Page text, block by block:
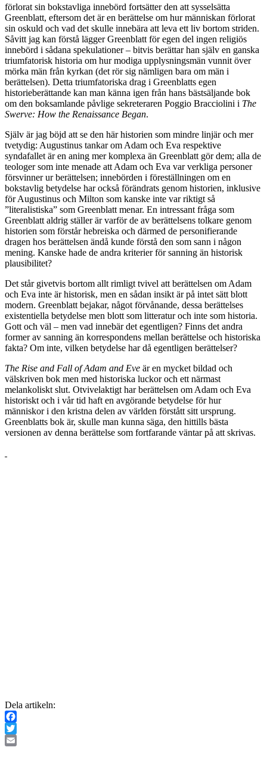
förlorat sin bokstavliga innebörd fortsätter den att sysselsätta
Greenblatt, eftersom det är en berättelse om hur människan förlorat
sin oskuld och vad det skulle innebära att leva ett liv bortom striden.
Såvitt jag kan förstå lägger Greenblatt för egen del ingen religiös
innebörd i sådana spekulationer – bitvis berättar han själv en ganska
triumfatorisk historia om hur modiga upplysningsmän vunnit över
mörka män från kyrkan (det rör sig nämligen bara om män i
berättelsen). Detta triumfatoriska drag i Greenblatts egen
historieberättande kan man känna igen från hans bästsäljande bok
om den boksamlande påvlige sekreteraren Poggio Bracciolini i The
Swerve: How the Renaissance Began.
Själv är jag böjd att se den här historien som mindre linjär och mer
tvetydig: Augustinus tankar om Adam och Eva respektive
syndafallet är en aning mer komplexa än Greenblatt gör dem; alla de
teologer som inte menade att Adam och Eva var verkliga personer
försvinner ur berättelsen; innebörden i föreställningen om en
bokstavlig betydelse har också förändrats genom historien, inklusive
för Augustinus och Milton som kanske inte var riktigt så
”literalistiska” som Greenblatt menar. En intressant fråga som
Greenblatt aldrig ställer är varför de av berättelsens tolkare genom
historien som förstår hebreiska och därmed de personifierande
dragen hos berättelsen ändå kunde förstå den som sann i någon
mening. Kanske hade de andra kriterier för sanning än historisk
plausibilitet?
Det står givetvis bortom allt rimligt tvivel att berättelsen om Adam
och Eva inte är historisk, men en sådan insikt är på intet sätt blott
modern. Greenblatt bejakar, något förvånande, dessa berättelses
existentiella betydelse men blott som litteratur och inte som historia.
Gott och väl – men vad innebär det egentligen? Finns det andra
former av sanning än korrespondens mellan berättelse och historiska
fakta? Om inte, vilken betydelse har då egentligen berättelser?
The Rise and Fall of Adam and Eve är en mycket bildad och
välskriven bok men med historiska luckor och ett närmast
melankoliskt slut. Otvivelaktigt har berättelsen om Adam och Eva
historiskt och i vår tid haft en avgörande betydelse för hur
människor i den kristna delen av världen förstått sitt ursprung.
Greenblatts bok är, skulle man kunna säga, den hittills bästa
versionen av denna berättelse som fortfarande väntar på att skrivas.
Dela artikeln:
Facebook
Twitter